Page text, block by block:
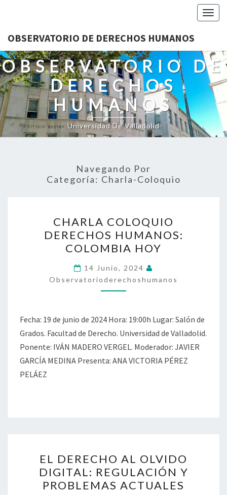
OBSERVATORIO DE DERECHOS HUMANOS
OBSERVATORIO DE
DERECHOS
HUMANOS
Universidad De Valladolid
Navegando Por
Categoría: Charla-Coloquio
COLOQUIO
DERECHOS
HUMANOS:
COLOMBIA
HOY
CHARLA COLOQUIO
DERECHOS HUMANOS:
COLOMBIA HOY
14 Junio, 2024
Observatorioderechoshumanos
Fecha: 19 de junio de 2024 Hora: 19:00h Lugar: Salón de
Grados. Facultad de Derecho. Universidad de Valladolid.
Ponente: IVÁN MADERO VERGEL. Moderador: JAVIER
GARCÍA MEDINA Presenta: ANA VICTORIA PÉREZ
PELÁEZ
DERECHO
AL
OLVIDO
EL DERECHO AL OLVIDO
DIGITAL: REGULACIÓN Y
PROBLEMAS ACTUALES